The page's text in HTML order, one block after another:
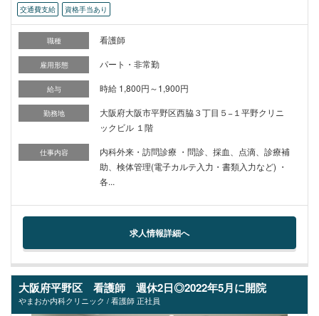
交通費支給
資格手当あり
職種 看護師
雇用形態 パート・非常勤
給与 時給 1,800円～1,900円
勤務地
大阪府大阪市平野区西脇３丁目５−１平野クリニ
ックビル １階
仕事内容
内科外来・訪問診療 ・問診、採血、点滴、診療補
助、検体管理(電子カルテ入力・書類入力など) ・
各...
求人情報詳細へ
大阪府平野区 看護師 週休2日◎2022年5月に開院
やまおか内科クリニック / 看護師 正社員